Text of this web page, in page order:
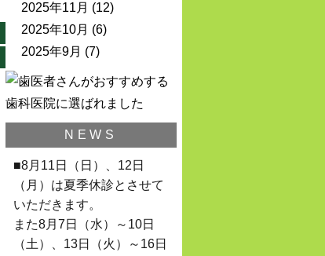
2025年11月 (12)
2025年10月 (6)
2025年9月 (7)
NEWS
■8月11日（日）、12日
（月）は夏季休診とさせて
いただきます。
また8月7日（水）～10日
（土）、13日（火）～16日